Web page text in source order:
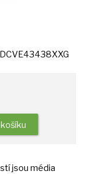
jsou média